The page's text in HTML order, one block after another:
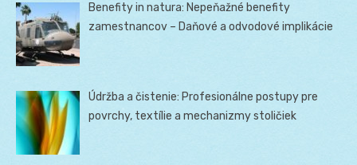
Benefity in natura: Nepeňažné benefity
zamestnancov – Daňové a odvodové implikácie
Údržba a čistenie: Profesionálne postupy pre
povrchy, textílie a mechanizmy stoličiek